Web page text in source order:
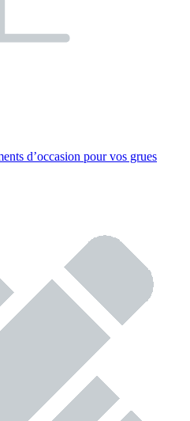
d’occasion pour vos grues